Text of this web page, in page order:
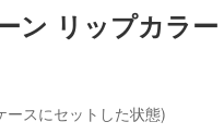
ン リップカラー
スにセットした状態)